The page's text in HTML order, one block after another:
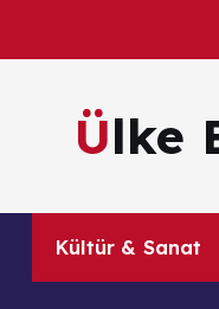
Kültür & Sanat